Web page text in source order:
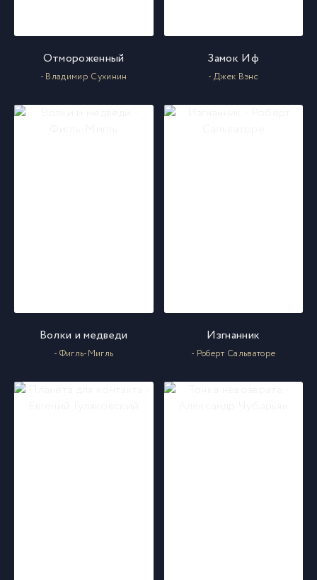
021
22 022
Отмороженный
- Владимир Сухинин
Замок Иф
- Джек Вэнс
Волки и медведи
- Фигль-Мигль
Изгнанник
- Роберт Сальваторе